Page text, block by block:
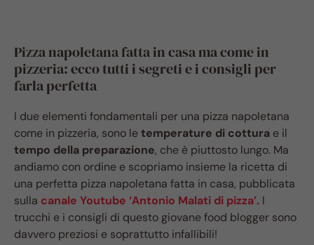
Pizza napoletana fatta in casa ma come in
pizzeria: ecco tutti i segreti e i consigli per
farla perfetta
I due elementi fondamentali per una pizza napoletana
come in pizzeria, sono letemperature di cottura e il
tempo della preparazione, che è piuttosto lungo. Ma
andiamo con ordine e scopriamo insieme la ricetta di
una perfetta pizza napoletana fatta in casa, pubblicata
sulla canale Youtube ‘Antonio Malati di pizza’. I
trucchi e i consigli di questo giovane food blogger sono
davvero preziosi e soprattutto infallibili!